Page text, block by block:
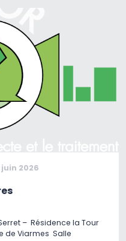
juin 2026
– Résidence la Tour
de Viarmes Salle